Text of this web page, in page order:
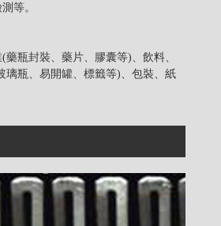
等。
藥瓶封裝、藥片、膠囊等)、飲料、
璃瓶、易開罐、標籤等)、包裝、紙